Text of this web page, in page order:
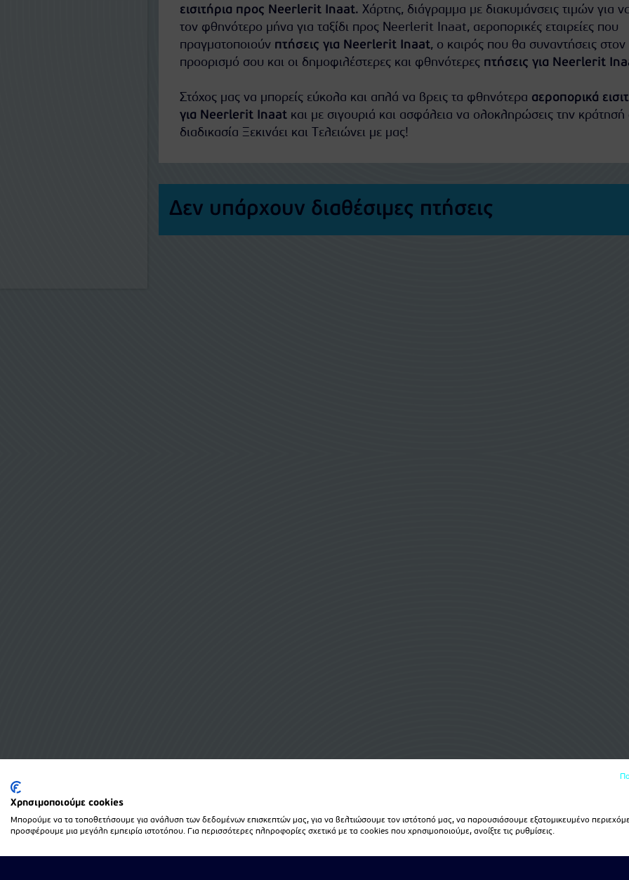
εισιτήρια προς Neerlerit Inaat. Χάρτης, διάγραμμα με διακυμάνσεις τιμών για
τον φθηνότερο μήνα για ταξίδι προς Neerlerit Inaat, αεροπορικές εταιρείες που
πραγματοποιούν πτήσεις για Neerlerit Inaat, ο καιρός που θα συναντήσεις στον
προορισμό σου και οι δημοφιλέστερες και φθηνότερες πτήσεις για Neerlerit
Στόχος μας να μπορείς εύκολα και απλά να βρεις τα φθηνότερα αεροπορικά
για Neerlerit Inaatκαι με σιγουριά και ασφάλεια να ολοκληρώσεις την
διαδικασία Ξεκινάει και Τελειώνει με μας!
Δεν υπάρχουν διαθέσιμες πτήσεις
Χρησιμοποιούμε cookies
Μπορούμε να τα τοποθετήσουμε για ανάλυση των δεδομένων επισκεπτών μας, για να βελτιώσουμε τον ιστότοπό μας, να παρουσιάσουμε εξατομικευμένο
προσφέρουμε μια μεγάλη εμπειρία ιστοτόπου. Για περισσότερες πληροφορίες σχετικά με τα cookies που χρησιμοποιούμε, ανοίξτε τις ρυθμίσεις.